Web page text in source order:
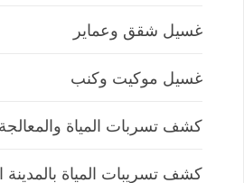
غسيل شقق وعماير
غسيل موكيت وكنب
كشف تسربات المياة والمعالجة
كشف تسريبات المياة بالمدينة